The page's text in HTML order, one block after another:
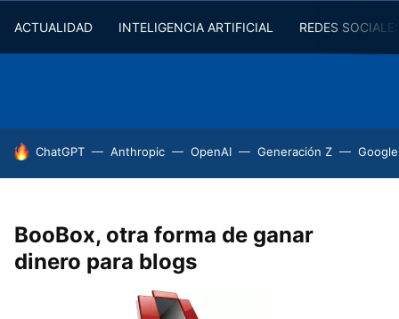
ACTUALIDAD INTELIGENCIA ARTIFICIAL REDES
HOY SE HABLA DE
ChatGPT Anthropic OpenAI Generación Z
BooBox, otra forma de ganar
dinero para blogs